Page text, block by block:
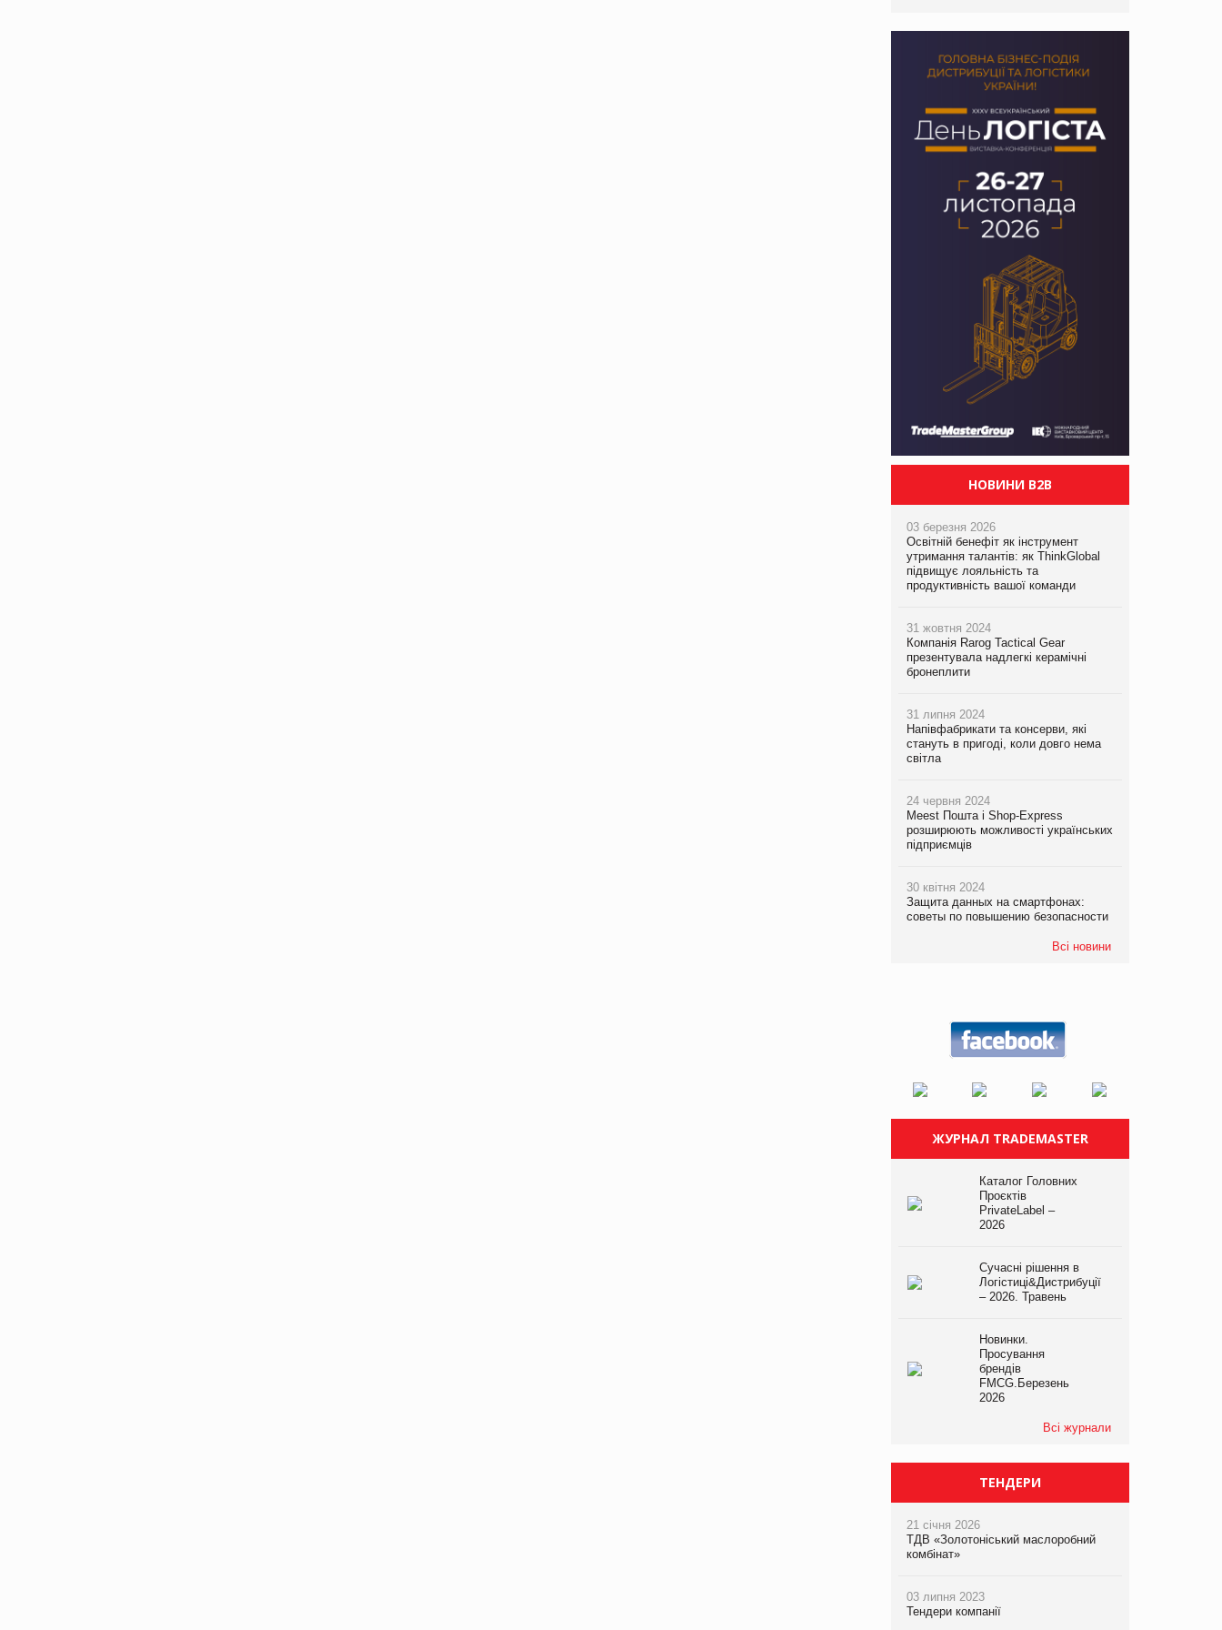
НОВИНИ B2B
03 березня 2026
Освітній бенефіт як інструмент
утримання талантів: як ThinkGlobal
підвищує лояльність та
продуктивність вашої команди
31 жовтня 2024
Компанія Rarog Tactical Gear
презентувала надлегкі керамічні
бронеплити
31 липня 2024
Напівфабрикати та консерви, які
стануть в пригоді, коли довго нема
світла
24 червня 2024
Meest Пошта і Shop-Express
розширюють можливості українських
підприємців
30 квітня 2024
Защита данных на смартфонах:
советы по повышению безопасности
Всі новини
ЖУРНАЛ TRADEMASTER
Каталог Головних
Проєктів
PrivateLabel –
2026
Сучасні рішення в
Логістиці&Дистрибуції
– 2026. Травень
Новинки.
Просування
брендів
FMCG.Березень
2026
Всі журнали
ТЕНДЕРИ
21 січня 2026
ТДВ «Золотоніський маслоробний
комбінат»
03 липня 2023
Тендери компанії